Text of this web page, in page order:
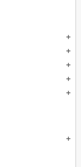
add
add
add
add
add
add